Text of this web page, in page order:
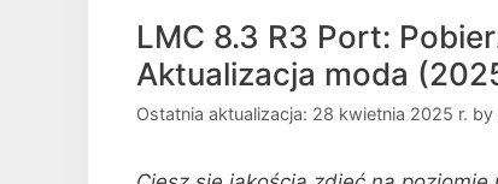
LMC 8.3 R3 Port:
Aktualizacja moda
Ostatnia aktualizacja: 28 kwietnia 2025 r. by